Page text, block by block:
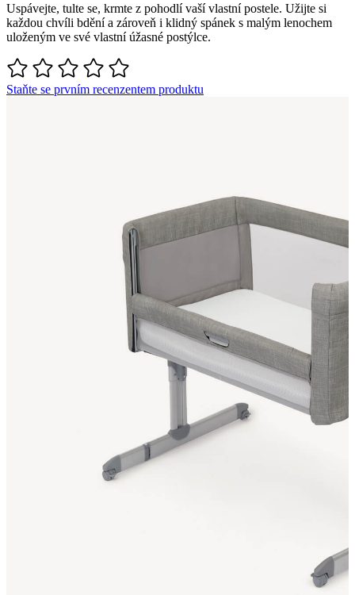
Uspávejte, tulte se, krmte z pohodlí vaší vlastní postele. Užijte si
každou chvíli bdění a zároveň i klidný spánek s malým lenochem
uloženým ve své vlastní úžasné postýlce.
Staňte se prvním recenzentem produktu